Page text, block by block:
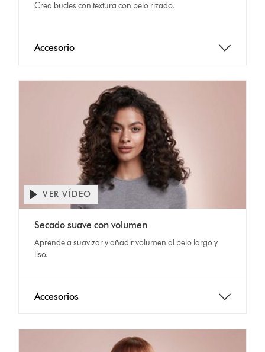
Crea bucles con textura con pelo rizado.
Accesorio
VER VÍDEO
Secado suave con volumen
Aprende a suavizar y añadir volumen al pelo largo y
liso.
Accesorios